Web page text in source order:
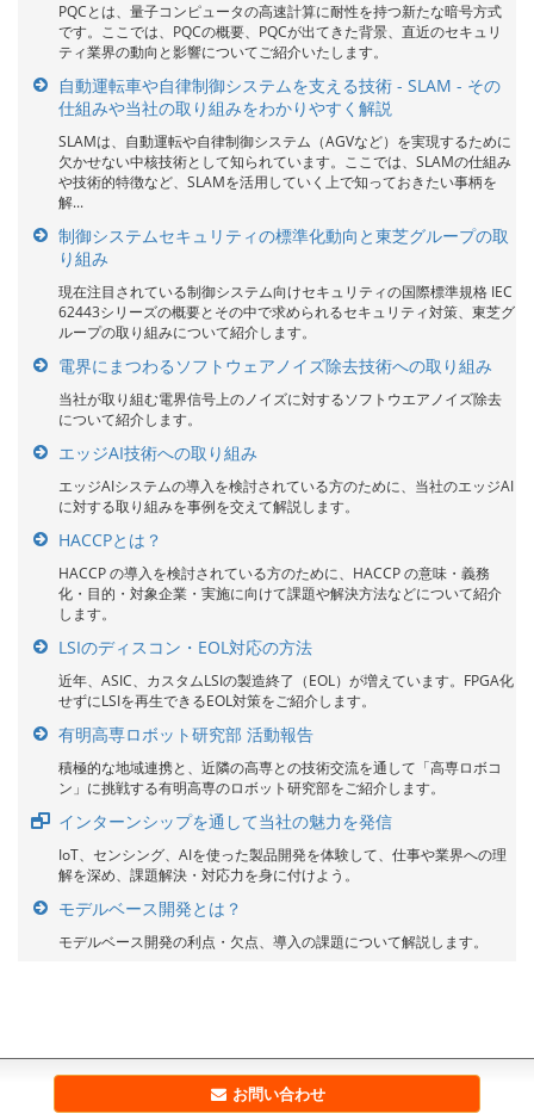
PQCとは、量子コンピュータの高速計算に耐性を持つ新たな暗号方式
です。ここでは、PQCの概要、PQCが出てきた背景、直近のセキュリ
ティ業界の動向と影響についてご紹介いたします。
自動運転車や自律制御システムを支える技術 - SLAM - その
仕組みや当社の取り組みをわかりやすく解説
SLAMは、自動運転や自律制御システム（AGVなど）を実現するために
欠かせない中核技術として知られています。ここでは、SLAMの仕組み
や技術的特徴など、SLAMを活用していく上で知っておきたい事柄を
解...
制御システムセキュリティの標準化動向と東芝グループの取
り組み
現在注目されている制御システム向けセキュリティの国際標準規格 IEC
62443シリーズの概要とその中で求められるセキュリティ対策、東芝グ
ループの取り組みについて紹介します。
電界にまつわるソフトウェアノイズ除去技術への取り組み
当社が取り組む電界信号上のノイズに対するソフトウエアノイズ除去
について紹介します。
エッジAI技術への取り組み
エッジAIシステムの導入を検討されている方のために、当社のエッジAI
に対する取り組みを事例を交えて解説します。
HACCPとは？
HACCP の導入を検討されている方のために、HACCP の意味・義務
化・目的・対象企業・実施に向けて課題や解決方法などについて紹介
します。
LSIのディスコン・EOL対応の方法
近年、ASIC、カスタムLSIの製造終了（EOL）が増えています。FPGA化
せずにLSIを再生できるEOL対策をご紹介します。
有明高専ロボット研究部 活動報告
積極的な地域連携と、近隣の高専との技術交流を通して「高専ロボコ
ン」に挑戦する有明高専のロボット研究部をご紹介します。
インターンシップを通して当社の魅力を発信
IoT、センシング、AIを使った製品開発を体験して、仕事や業界への理
解を深め、課題解決・対応力を身に付けよう。
モデルベース開発とは？
モデルベース開発の利点・欠点、導入の課題について解説します。
お問い合わせ